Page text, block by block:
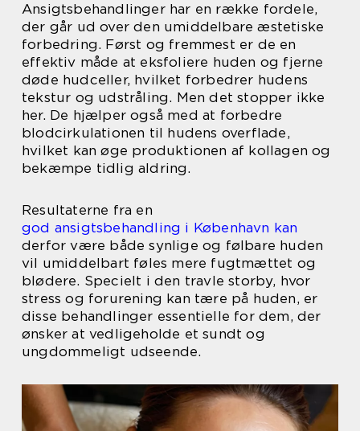
Ansigtsbehandlinger har en række fordele,
der går ud over den umiddelbare æstetiske
forbedring. Først og fremmest er de en
effektiv måde at eksfoliere huden og fjerne
døde hudceller, hvilket forbedrer hudens
tekstur og udstråling. Men det stopper ikke
her. De hjælper også med at forbedre
blodcirkulationen til hudens overflade,
hvilket kan øge produktionen af kollagen og
bekæmpe tidlig aldring.
Resultaterne fra en
god ansigtsbehandling i København kan
derfor være både synlige og følbare huden
vil umiddelbart føles mere fugtmættet og
blødere. Specielt i den travle storby, hvor
stress og forurening kan tære på huden, er
disse behandlinger essentielle for dem, der
ønsker at vedligeholde et sundt og
ungdommeligt udseende.